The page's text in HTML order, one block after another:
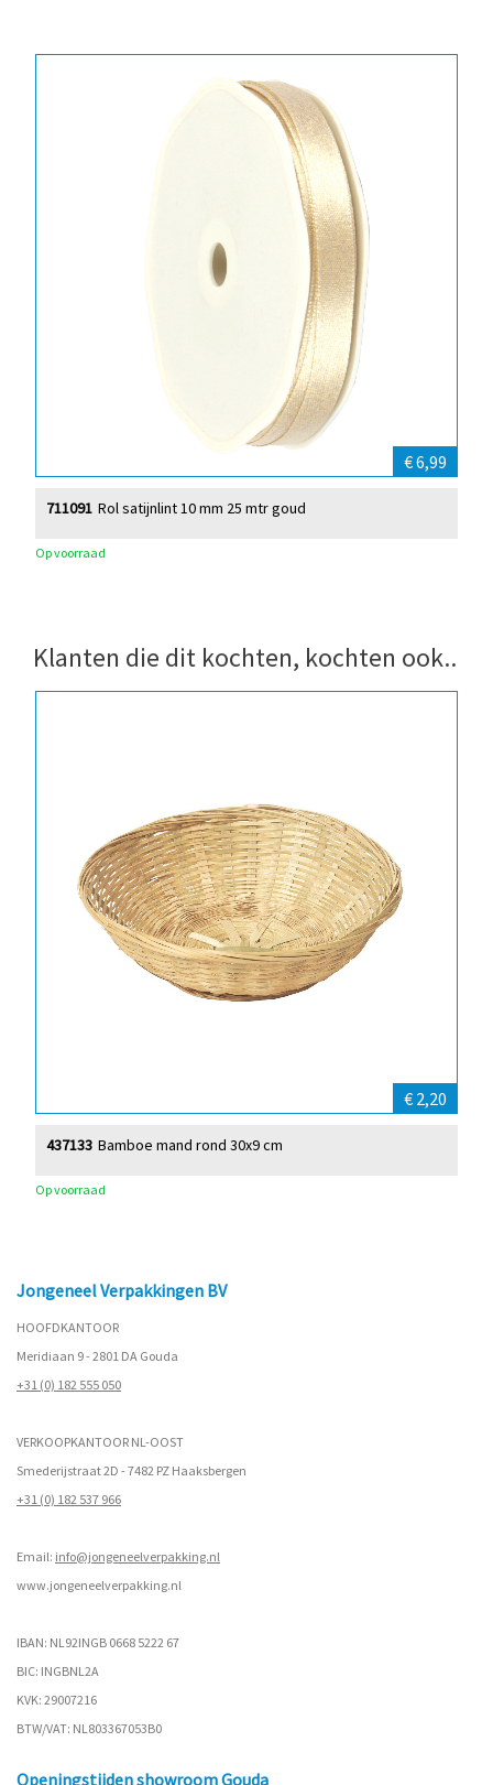
€ 6,99
Rol satijnlint 10 mm 25 mtr goud
711091
Op voorraad
Klanten die dit kochten, kochten ook..
€ 2,20
Bamboe mand rond 30x9 cm
437133
Op voorraad
Jongeneel Verpakkingen BV
HOOFDKANTOOR
Meridiaan 9 - 2801 DA Gouda
+31 (0) 182 555 050
VERKOOPKANTOOR NL-OOST
Smederijstraat 2D - 7482 PZ Haaksbergen
+31 (0) 182 537 966
Email: info@jongeneelverpakking.nl
www.jongeneelverpakking.nl
IBAN: NL92INGB 0668 5222 67
BIC: INGBNL2A
KVK: 29007216
BTW/VAT: NL803367053B0
Openingstijden showroom Gouda